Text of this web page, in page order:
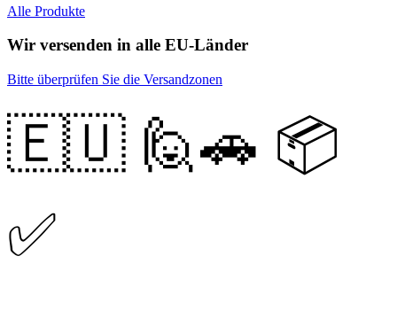
Alle Produkte
Wir versenden in alle EU-Länder
Bitte überprüfen Sie die Versandzonen
🇪🇺 🙋‍🚗 📦
✅